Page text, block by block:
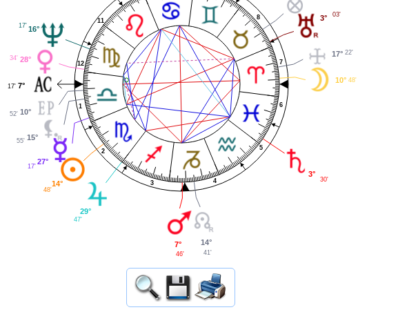
1
2
3 4
5
6
7
8
11
12
10° 48'
17° 22'
3° 03'
16°
17'
28°
34'
7°
17'
10°
52'
15°
55'
27°
17'
14°
48'
29°
47'
7°
46'
14°
41'
3°
30'